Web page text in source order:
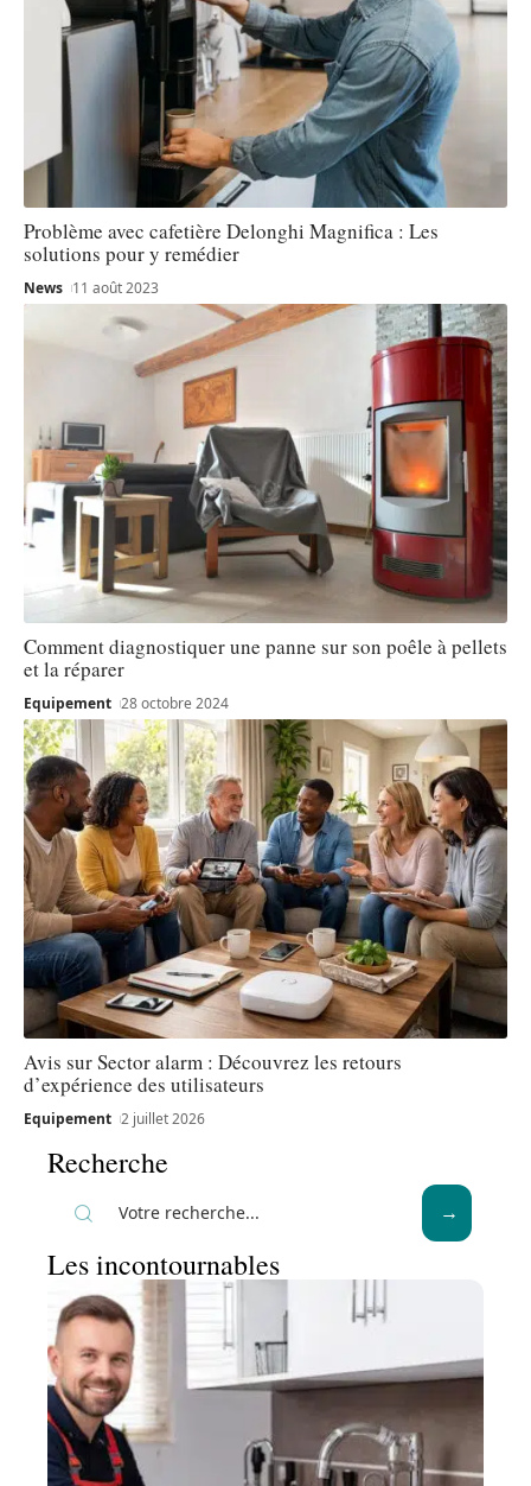
Problème avec cafetière Delonghi Magnifica : Les
solutions pour y remédier
News 11 août 2023
Comment diagnostiquer une panne sur son poêle à pellets
et la réparer
Equipement 28 octobre 2024
Avis sur Sector alarm : Découvrez les retours
d’expérience des utilisateurs
Equipement 2 juillet 2026
Recherche
Les incontournables